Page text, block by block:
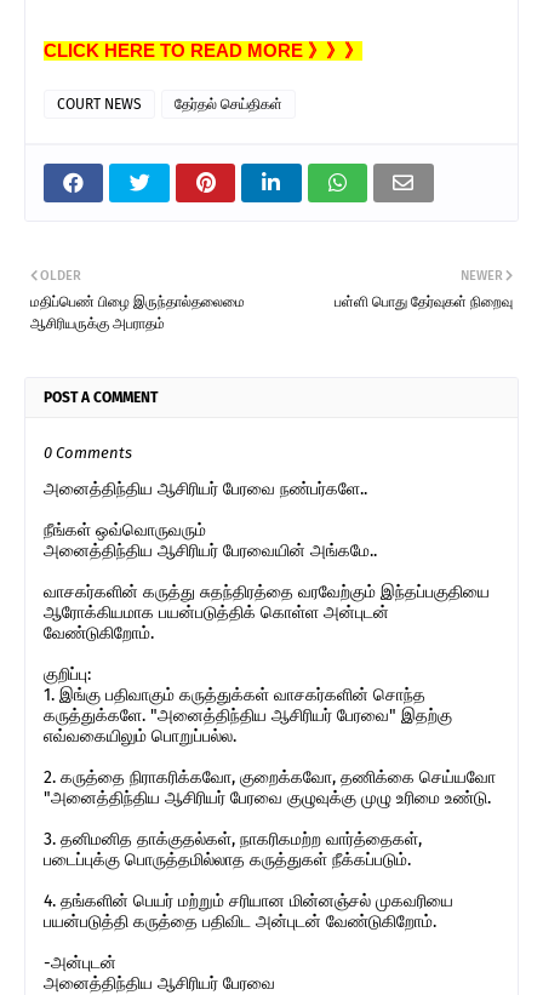
CLICK HERE TO READ MORE 》》》
COURT NEWS தேர்தல் செய்திகள்
NEWER
பள்ளி பொது தேர்வுகள் நிறைவு
OLDER
மதிப்பெண் பிழை இருந்தால்தலைமை
ஆசிரியருக்கு அபராதம்
POST A COMMENT
0 Comments
அனைத்திந்திய ஆசிரியர் பேரவை நண்பர்களே..
நீங்கள் ஒவ்வொருவரும்
அனைத்திந்திய ஆசிரியர் பேரவையின் அங்கமே..
வாசகர்களின் கருத்து சுதந்திரத்தை வரவேற்கும் இந்தப்பகுதியை
ஆரோக்கியமாக பயன்படுத்திக் கொள்ள அன்புடன்
வேண்டுகிறோம்.
குறிப்பு:
1. இங்கு பதிவாகும் கருத்துக்கள் வாசகர்களின் சொந்த
கருத்துக்களே. "அனைத்திந்திய ஆசிரியர் பேரவை" இதற்கு
எவ்வகையிலும் பொறுப்பல்ல.
2. கருத்தை நிராகரிக்கவோ, குறைக்கவோ, தணிக்கை செய்யவோ
"அனைத்திந்திய ஆசிரியர் பேரவை குழுவுக்கு முழு உரிமை உண்டு.
3. தனிமனித தாக்குதல்கள், நாகரிகமற்ற வார்த்தைகள்,
படைப்புக்கு பொருத்தமில்லாத கருத்துகள் நீக்கப்படும்.
4. தங்களின் பெயர் மற்றும் சரியான மின்னஞ்சல் முகவரியை
பயன்படுத்தி கருத்தை பதிவிட அன்புடன் வேண்டுகிறோம்.
-அன்புடன்
அனைத்திந்திய ஆசிரியர் பேரவை